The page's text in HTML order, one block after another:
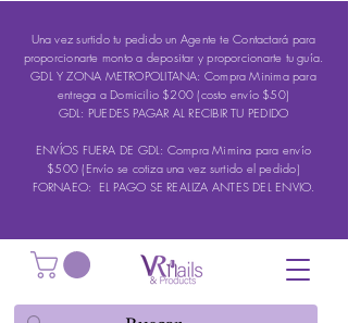
Una vez surtido tu pedido un Agente te Contactará para
proporcionarte monto a depositar y proporcionarte tu guía.
GDL Y ZONA METROPOLITANA: Compra Minima para
entrega a Domicilio $200 (costo envío $50)
GDL: PUEDES PAGAR AL RECIBIR TU PEDIDO
ENVÍOS FUERA DE GDL: Compra Mimina para envío
$500 (Envío se cotiza una vez surtido el pedido)
FORNAEO: EL PAGO SE REALIZA ANTES DEL ENVIO.